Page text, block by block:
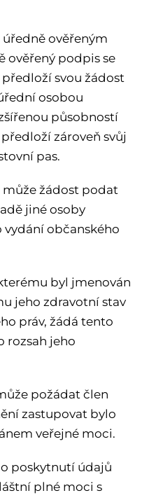
ověřeným
ověřený podpis se
svou žádost
osobou
působností
zároveň svůj
pas.
může žádost podat
jiné osoby
občanského
byl jmenován
jeho zdravotní stav
práv, žádá tento
rozsah jeho
požádat člen
zastupovat bylo
veřejné moci.
poskytnutí údajů
plné moci s